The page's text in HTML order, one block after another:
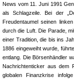
News vom 11. Juni 1991
als Schlagzeile. Bei der
Freudentaumel seinen
durch die Luft. Die Parade,
einer Tradition, die bis ins
1886 eingeweiht wurde,
entlang. Die Börsenhändler
Nachrichtenticker aus dem
globalen Finanzkrise